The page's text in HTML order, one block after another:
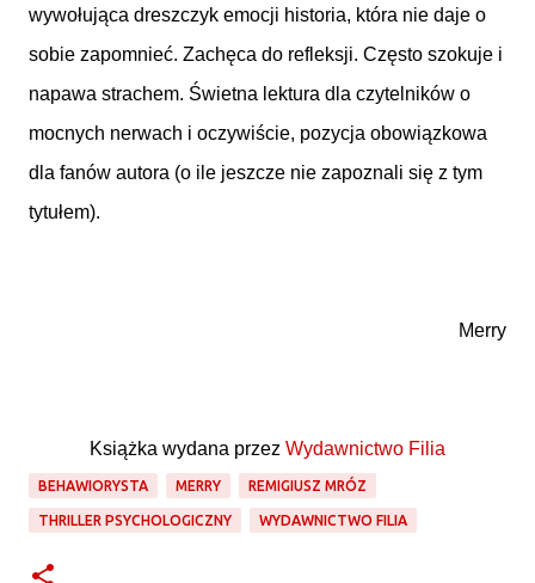
wywołująca dreszczyk emocji historia, która nie daje o
sobie zapomnieć. Zachęca do refleksji. Często szokuje i
napawa strachem. Świetna lektura dla czytelników o
mocnych nerwach i oczywiście, pozycja obowiązkowa
dla fanów autora (o ile jeszcze nie zapoznali się z tym
tytułem).
Merry
Książka wydana przez Wydawnictwo Filia
BEHAWIORYSTA MERRY REMIGIUSZ MRÓZ
THRILLER PSYCHOLOGICZNY WYDAWNICTWO FILIA